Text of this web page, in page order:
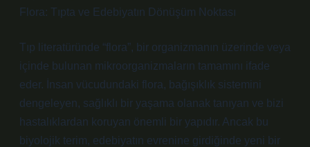
Flora: Tıpta ve Edebiyatın Dönüşüm Noktası
Tıp literatüründe “flora”, bir organizmanın üzerinde veya
içinde bulunan mikroorganizmaların tamamını ifade
eder. İnsan vücudundaki flora, bağışıklık sistemini
dengeleyen, sağlıklı bir yaşama olanak tanıyan ve bizi
hastalıklardan koruyan önemli bir yapıdır. Ancak bu
biyolojik terim, edebiyatın evrenine girdiğinde yeni bir